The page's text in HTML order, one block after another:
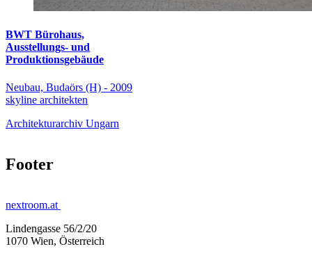
BWT Bürohaus,
Ausstellungs- und
Produktionsgebäude
Neubau, Budaörs (H) - 2009
skyline architekten
Architekturarchiv Ungarn
Footer
nextroom.at
Lindengasse 56/2/20
1070 Wien, Österreich